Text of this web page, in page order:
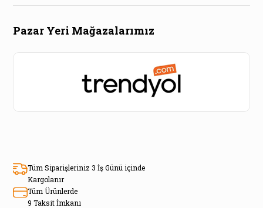
Pazar Yeri Mağazalarımız
Tüm Siparişleriniz 3 İş Günü içinde
Kargolanır
Tüm Ürünlerde
9 Taksit İmkanı